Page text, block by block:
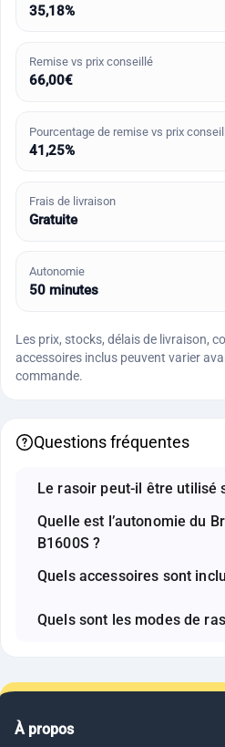
35,18%
Remise vs prix conseillé
66,00€
Pourcentage de remise vs prix
41,25%
Frais de livraison
Gratuite
Autonomie
50 minutes
Les prix, stocks, délais de livraison,
accessoires inclus peuvent varier
commande.
Questions fréquentes
Le rasoir peut-il être utilisé
Quelle est l’autonomie du
B1600S ?
Quels accessoires sont
Quels sont les modes de
À propos